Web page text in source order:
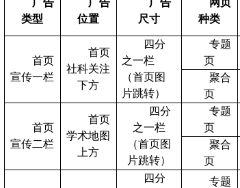
广告
类型
广告
位置
广告
尺寸
网页
种类
首页
宣传一栏
首页
社科关注
下方
四分
之一栏
（首页图
片跳转）
专题
页
聚合
页
首页
宣传二栏
首页
学术地图
上方
四分
之一栏
（首页图
片跳转）
专题
页
聚合
页
四分
专题